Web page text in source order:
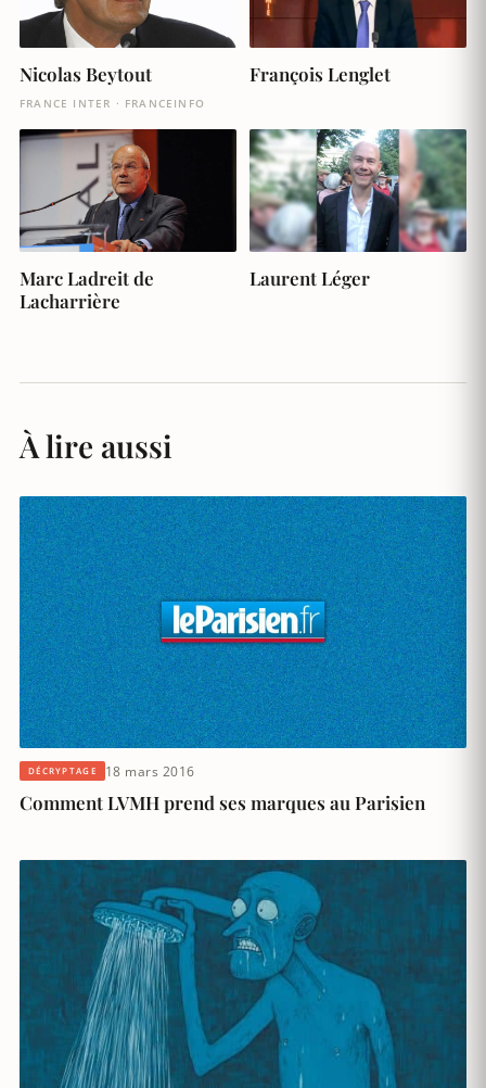
Nicolas Beytout
FRANCE INTER · FRANCEINFO
François Lenglet
Marc Ladreit de
Lacharrière
Laurent Léger
À lire aussi
DÉCRYPTAGE 18 mars 2016
Comment LVMH prend ses marques au Parisien